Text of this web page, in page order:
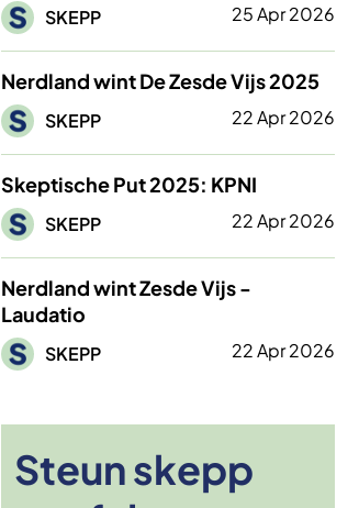
Afbeelding
SKEPP 25 Apr 2026
Nerdland wint De Zesde Vijs 2025
Afbeelding
SKEPP 22 Apr 2026
Skeptische Put 2025: KPNI
Afbeelding
SKEPP 22 Apr 2026
Nerdland wint Zesde Vijs -
Laudatio
Afbeelding
SKEPP 22 Apr 2026
Steun skepp